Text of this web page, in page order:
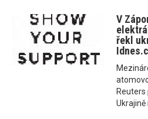
V
řekl
Ukrajině